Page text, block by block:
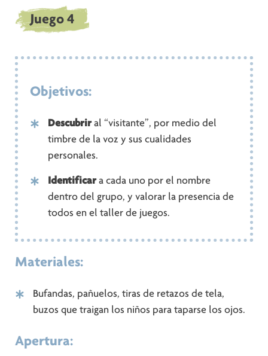
Juego 4
Objetivos:
Descubriral “visitante”, por medio del
timbre de la voz y sus cualidades
personales.
Identificara cada uno por el nombre
dentro del grupo, y valorar la presencia de
todos en el taller de juegos.
Materiales:
Bufandas, pañuelos, tiras de retazos de tela,
buzos que traigan los niños para taparse los ojos.
Apertura: